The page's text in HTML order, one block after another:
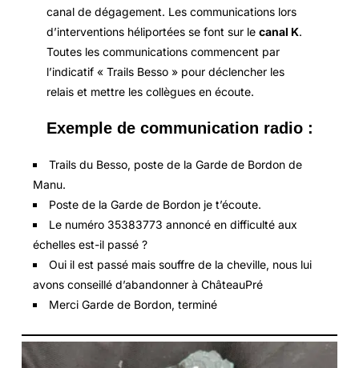
canal de dégagement. Les communications lors
d’interventions héliportées se font sur lecanal K.
Toutes les communications commencent par
l’indicatif « Trails Besso » pour déclencher les
relais et mettre les collègues en écoute.
Exemplede communication radio :
Trails du Besso, poste de la Garde de Bordon de
Manu.
Poste de la Garde de Bordon je t’écoute.
Le numéro 35383773 annoncé en difficulté aux
échelles est-il passé ?
Oui il est passé mais souffre de la cheville, nous lui
avons conseillé d’abandonner à ChâteauPré
Merci Garde de Bordon, terminé